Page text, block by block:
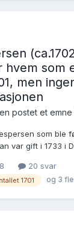
hvem som
men
postet et emne
som ble
var gift i 1733 i
på Askøy og
Jespersen i HBR:
20 svar
1701 og 3